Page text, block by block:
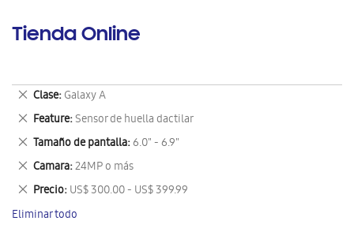
Tienda Online
Clase Galaxy A
Eliminar
este
artículo
Feature Sensor de huella dactilar
Eliminar
este
artículo
Tamaño de pantalla 6.0" - 6.9"
Eliminar
este
artículo
Camara 24MP o más
Eliminar
este
artículo
Precio US$ 300.00 - US$ 399.99
Eliminar
este
artículo
Eliminar todo